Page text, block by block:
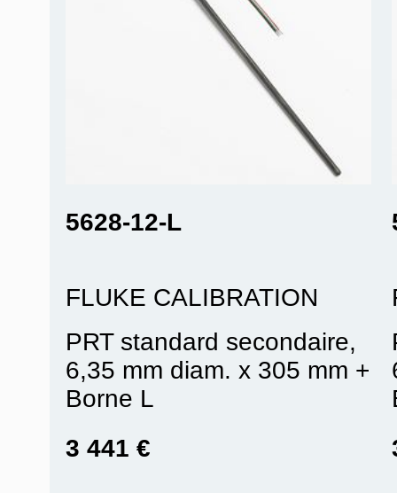
5628-12-L
FLUKE CALIBRATION
PRT standard secondaire,
6,35 mm diam. x 305 mm +
Borne L
3 441 €